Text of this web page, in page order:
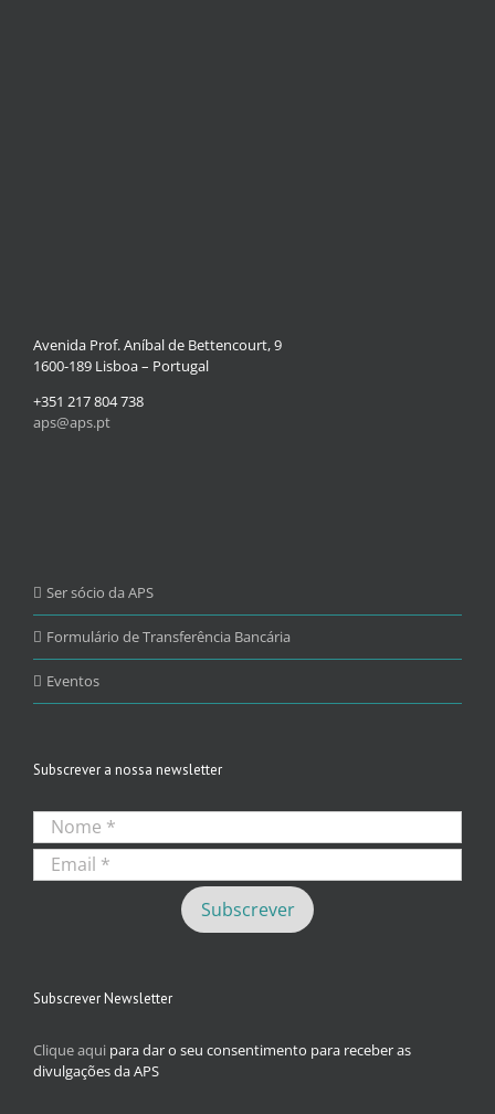
Avenida Prof. Aníbal de Bettencourt, 9
1600-189 Lisboa – Portugal
+351 217 804 738
aps@aps.pt
Ser sócio da APS
Formulário de Transferência Bancária
Eventos
Subscrever a nossa newsletter
Subscrever Newsletter
Clique aqui para dar o seu consentimento para receber as
divulgações da APS